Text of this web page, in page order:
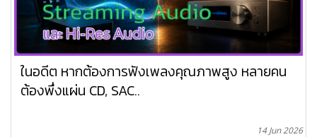
ในอดีต หากต้องการฟังเพลงคุณภาพสูง หลายคน
ต้องพึ่งแผ่น CD, SAC..
14 Jun 2026